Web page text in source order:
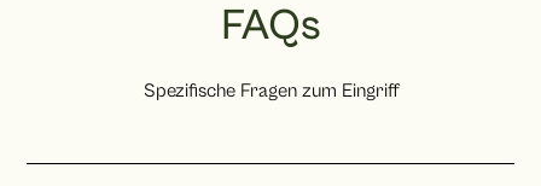
FAQs
Spezifische Fragen zum Eingriff